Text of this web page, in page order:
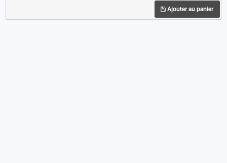
Ajouter au panier